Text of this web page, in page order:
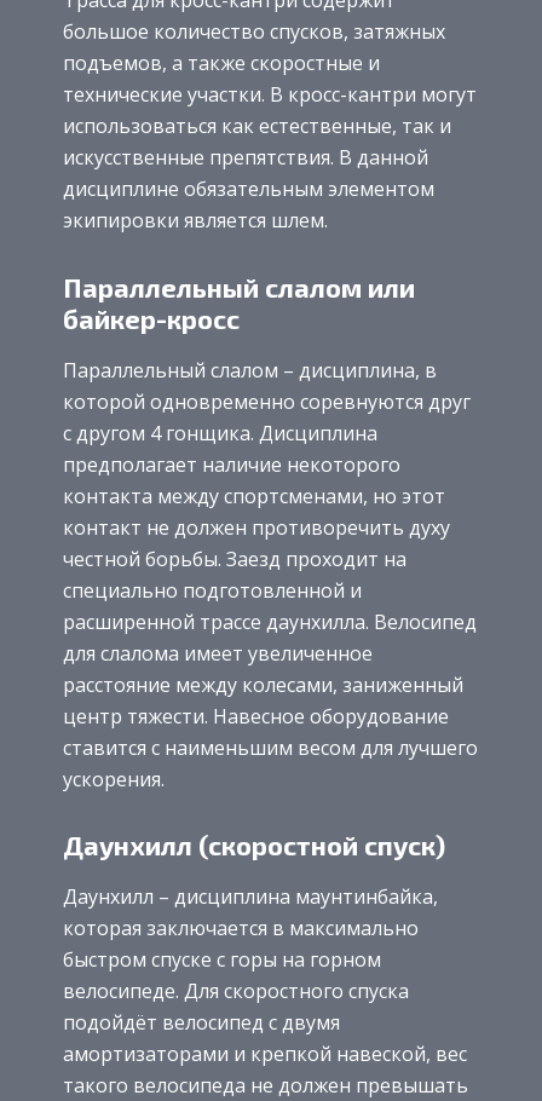
большое количество спусков, затяжных
подъемов, а также скоростные и
технические участки. В кросс-кантри могут
использоваться как естественные, так и
искусственные препятствия. В данной
дисциплине обязательным элементом
экипировки является шлем.
Параллельный слалом или
байкер-кросс
Параллельный слалом – дисциплина, в
которой одновременно соревнуются друг
с другом 4 гонщика. Дисциплина
предполагает наличие некоторого
контакта между спортсменами, но этот
контакт не должен противоречить духу
честной борьбы. Заезд проходит на
специально подготовленной и
расширенной трассе даунхилла. Велосипед
для слалома имеет увеличенное
расстояние между колесами, заниженный
центр тяжести. Навесное оборудование
ставится с наименьшим весом для лучшего
ускорения.
Даунхилл (скоростной спуск)
Даунхилл – дисциплина маунтинбайка,
которая заключается в максимально
быстром спуске с горы на горном
велосипеде. Для скоростного спуска
подойдёт велосипед с двумя
амортизаторами и крепкой навеской, вес
такого велосипеда не должен превышать